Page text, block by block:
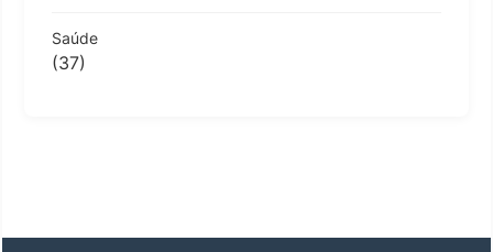
Saúde
(37)